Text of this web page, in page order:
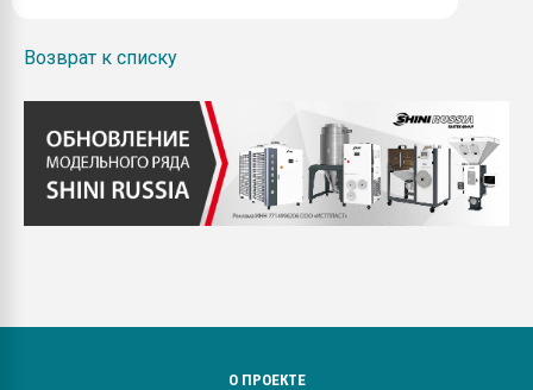
Возврат к списку
О ПРОЕКТЕ